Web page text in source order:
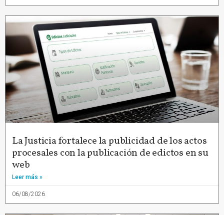
La Justicia fortalece la publicidad de los actos
procesales con la publicación de edictos en su
web
Leer más »
06/08/2026